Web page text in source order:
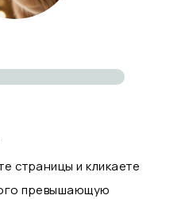
страницы и кликаете
превышающую